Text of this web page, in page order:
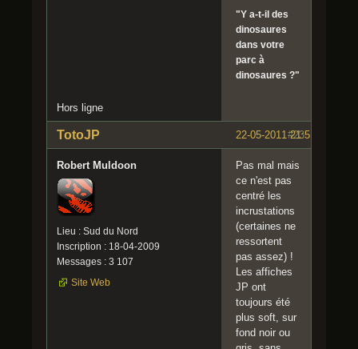
"Y a-t-il des
dinosaures
dans votre
parc à
dinosaures ?"
Hors ligne
#23
22-05-2011 21:51:58
TotoJP
Robert Muldoon
Lieu : Sud du Nord
Inscription : 18-04-2009
Messages : 3 107
Site Web
Pas mal mais
ce n'est pas
centré les
incrustations
(certaines ne
ressortent
pas assez) !
Les affiches
JP ont
toujours été
plus soft, sur
fond noir ou